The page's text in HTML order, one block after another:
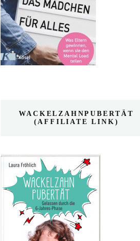
WACKELZAHNPUBERTÄT
(AFFILIATE LINK)